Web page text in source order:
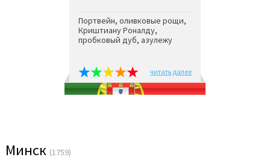
Портвейн, оливковые рощи,
Криштиану Роналду,
пробковый дуб, азулежу
читать далее
Минск (1759)